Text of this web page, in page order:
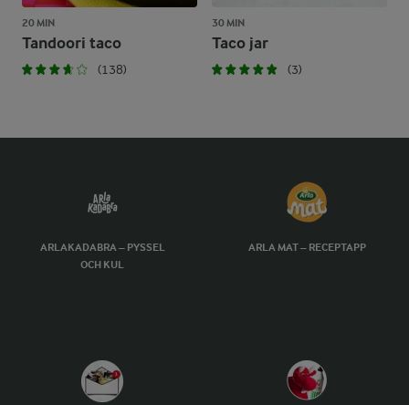
20 MIN
Tandoori taco
(138)
30 MIN
Taco jar
(3)
ARLAKADABRA – PYSSEL
OCH KUL
ARLA MAT – RECEPTAPP